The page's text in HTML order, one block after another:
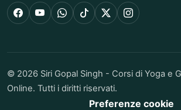
Facebook
YouTubeWhatsApp
TikTok
X Instagram
© 2026 Siri Gopal Singh - Corsi di Yoga e
Online. Tutti i diritti riservati.
Preferenze cookie